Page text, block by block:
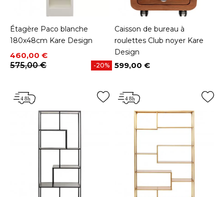
Étagère Paco blanche
180x48cm Kare Design
Prix
460,00 €
Prix de base
575,00 €
-20%
Caisson de bureau à
roulettes Club noyer Kare
Design
Prix
599,00 €